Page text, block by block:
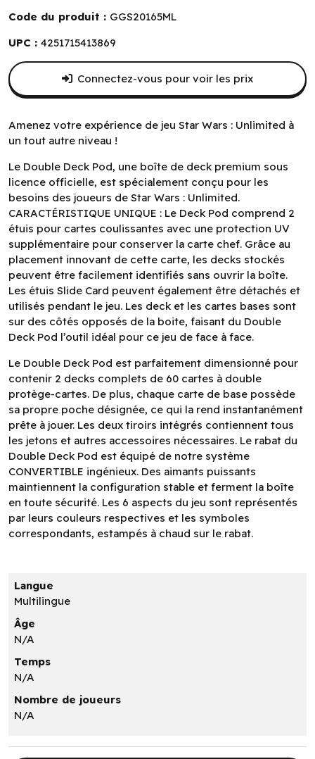
Code du produit : GGS20165ML
UPC : 4251715413869
Amenez votre expérience de jeu Star Wars : Unlimited à
un tout autre niveau !
Le Double Deck Pod, une boîte de deck premium sous
licence officielle, est spécialement conçu pour les
besoins des joueurs de Star Wars : Unlimited.
CARACTÉRISTIQUE UNIQUE : Le Deck Pod comprend 2
étuis pour cartes coulissantes avec une protection UV
supplémentaire pour conserver la carte chef. Grâce au
placement innovant de cette carte, les decks stockés
peuvent être facilement identifiés sans ouvrir la boîte.
Les étuis Slide Card peuvent également être détachés et
utilisés pendant le jeu. Les deck et les cartes bases sont
sur des côtés opposés de la boite, faisant du Double
Deck Pod l’outil idéal pour ce jeu de face à face.
Le Double Deck Pod est parfaitement dimensionné pour
contenir 2 decks complets de 60 cartes à double
protège-cartes. De plus, chaque carte de base possède
sa propre poche désignée, ce qui la rend instantanément
prête à jouer. Les deux tiroirs intégrés contiennent tous
les jetons et autres accessoires nécessaires. Le rabat du
Double Deck Pod est équipé de notre système
CONVERTIBLE ingénieux. Des aimants puissants
maintiennent la configuration stable et ferment la boîte
en toute sécurité. Les 6 aspects du jeu sont représentés
par leurs couleurs respectives et les symboles
correspondants, estampés à chaud sur le rabat.
Connectez-vous pour voir les prix
Langue
Multilingue
Âge
N/A
Temps
N/A
Nombre de joueurs
N/A